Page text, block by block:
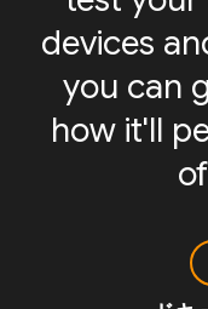
devices
you can
how it'll